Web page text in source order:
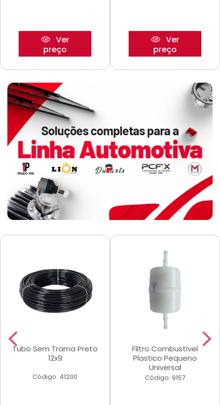
Ver
preço
Ver
preço
Tubo Sem Trama Preto
12x9
Código: 41200
Filtro Combustivel
Plastico Pequeno
Universal
Código: 9157